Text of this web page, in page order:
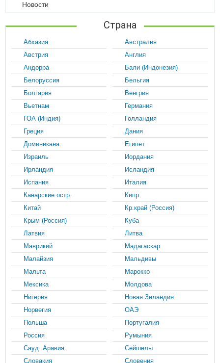
Новости
Страна
Абхазия
Австралия
Австрия
Англия
Андорра
Бали (Индонезия)
Белоруссия
Бельгия
Болгария
Венгрия
Вьетнам
Германия
ГОА (Индия)
Голландия
Греция
Дания
Доминикана
Египет
Израиль
Иордания
Ирландия
Исландия
Испания
Италия
Канарские остр.
Кипр
Китай
Кр.край (Россия)
Крым (Россия)
Куба
Латвия
Литва
Маврикий
Мадагаскар
Малайзия
Мальдивы
Мальта
Марокко
Мексика
Молдова
Нигерия
Новая Зеландия
Норвегия
ОАЭ
Польша
Португалия
Россия
Румыния
Сауд. Аравия
Сейшелы
Словакия
Словения